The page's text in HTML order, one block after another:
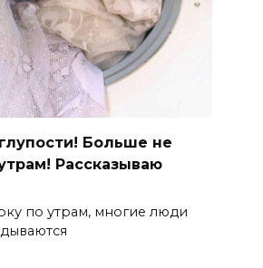
Больше не
Рассказываю
по утрам, многие люди